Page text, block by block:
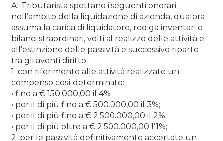
Al Tributarista spettano i seguenti onorari
nell’ambito della liquidazione di azienda, qualora
assuma la carica di liquidatore, rediga inventari e
bilanci straordinari, volti al realizzo delle attività e
all’estinzione delle passività e successivo riparto
tra gli aventi diritto:
1. con riferimento alle attività realizzate un
compenso così determinato:
• fino a € 150.000,00 il 4%;
• per il di più fino a € 500.000,00 il 3%;
• per il di più fino a € 2.500.000,00 il 2%;
• per il di più oltre a € 2.500.000,00 l’1%;
2. per le passività definitivamente accertate un